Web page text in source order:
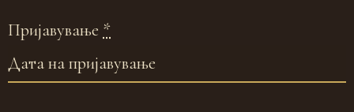
Пријавување *